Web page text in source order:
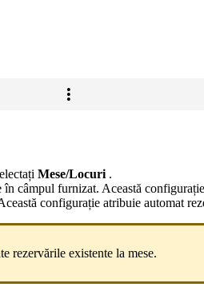
Mese/Locuri .
câmpul furnizat. Această
configurație atribuie automat
rezervările existente la mese.